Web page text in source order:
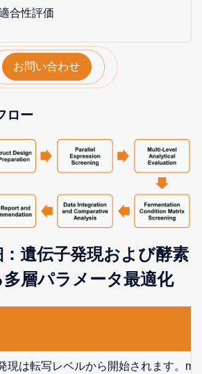
合性評価
お問い合わせ
ロー
遺伝子発現および酵素
層パラメータ最適化
現は転写レベルから開始されます。